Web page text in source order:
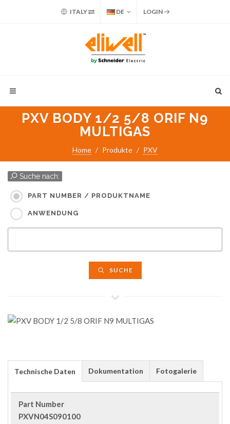
ITALY DE LOGIN
PXV BODY 1/2 5/8 ORIF N9
MULTIGAS
Home Produkte PXV
Suche nach:
PART NUMBER / PRODUKTNAME
ANWENDUNG
SUCHE
Technische Daten Dokumentation Fotogalerie
Part Number
PXVN04S090100